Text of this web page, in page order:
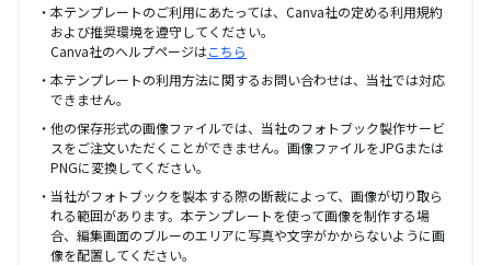
本テンプレートのご利用にあたっては、Canva社の定める利用規約
および推奨環境を遵守してください。
Canva社のヘルプページはこちら
本テンプレートの利用方法に関するお問い合わせは、当社では対応
できません。
他の保存形式の画像ファイルでは、当社のフォトブック製作サービ
スをご注文いただくことができません。画像ファイルをJPGまたは
PNGに変換してください。
当社がフォトブックを製本する際の断裁によって、画像が切り取ら
れる範囲があります。本テンプレートを使って画像を制作する場
合、編集画面のブルーのエリアに写真や文字がかからないように画
像を配置してください。